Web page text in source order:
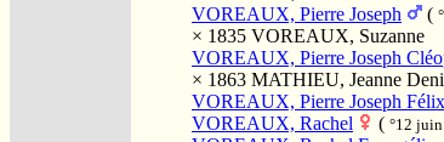
VOREAUX, Pierre Joseph
(
× 1835 VOREAUX, Suzanne
VOREAUX, Pierre Joseph
× 1863 MATHIEU, Jeanne
VOREAUX, Pierre Joseph Félix
VOREAUX, Rachel
( °12